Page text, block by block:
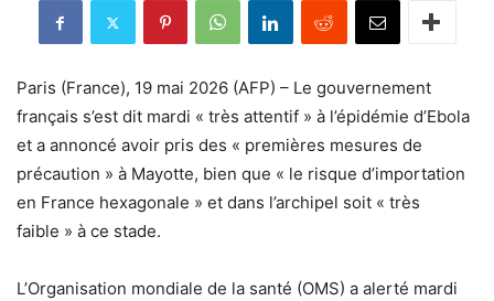
Paris (France), 19 mai 2026 (AFP) – Le gouvernement
français s’est dit mardi « très attentif » à l’épidémie d’Ebola
et a annoncé avoir pris des « premières mesures de
précaution » à Mayotte, bien que « le risque d’importation
en France hexagonale » et dans l’archipel soit « très
faible » à ce stade.
L’Organisation mondiale de la santé (OMS) a alerté mardi